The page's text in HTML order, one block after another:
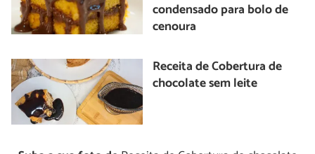
condensado para bolo de
cenoura
Receita de Cobertura de
chocolate sem leite